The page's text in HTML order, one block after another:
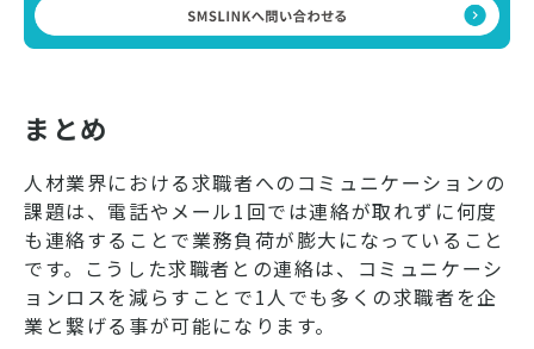
まとめ
人材業界における求職者へのコミュニケーションの
課題は、電話やメール1回では連絡が取れずに何度
も連絡することで業務負荷が膨大になっていること
です。こうした求職者との連絡は、コミュニケーシ
ョンロスを減らすことで1人でも多くの求職者を企
業と繋げる事が可能になります。